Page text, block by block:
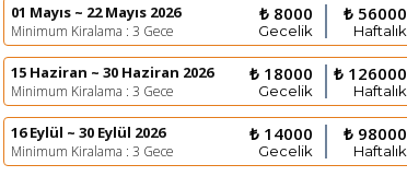
01 Mayıs ~ 22 Mayıs 2026
Minimum Kiralama : 3 Gece
₺ 8000
Gecelik
₺ 56000
Haftalık
15 Haziran ~ 30 Haziran 2026
Minimum Kiralama : 3 Gece
₺ 18000
Gecelik
₺ 126000
Haftalık
16 Eylül ~ 30 Eylül 2026
Minimum Kiralama : 3 Gece
₺ 14000
Gecelik
₺ 98000
Haftalık